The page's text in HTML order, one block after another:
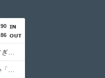
90
86
日本人がアメリカで歴史的快挙！中国人「恐ろしすぎる」「人間にこんなことが可能なのか？」「サッカーで例えるなら…」【海外の反応】
日本代表・森保監督の試合後の振る舞いに中国感心「親しみやすくて有能」「謙虚で礼儀正しい」【海外の反応】